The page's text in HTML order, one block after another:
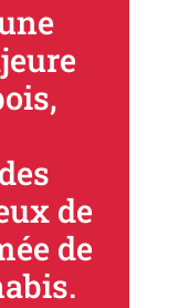
de
de